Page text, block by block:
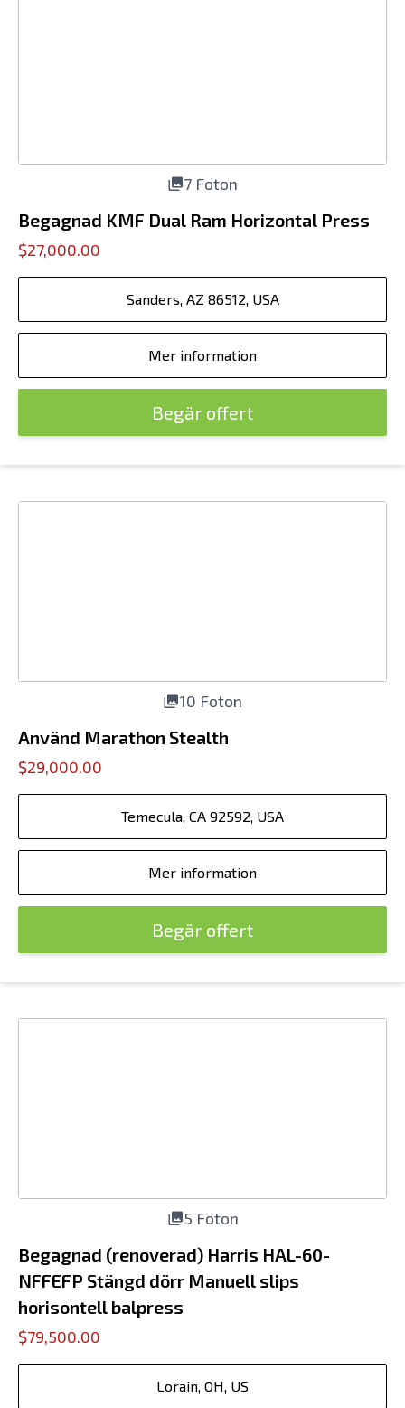
7 Foton
Begagnad KMF Dual Ram Horizontal Press
$27,000.00
Sanders, AZ 86512, USA
Mer information
Begär offert
10 Foton
Använd Marathon Stealth
$29,000.00
Temecula, CA 92592, USA
Mer information
Begär offert
5 Foton
Begagnad (renoverad) Harris HAL-60-
NFFEFP Stängd dörr Manuell slips
horisontell balpress
$79,500.00
Lorain, OH, US